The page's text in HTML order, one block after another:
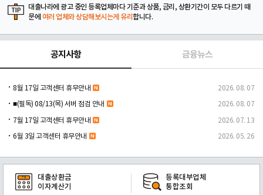
대출나라에 광고 중인 등록업체마다 기준과 상품, 금리, 상환기간이 모두 다르기 때
문에 여러 업체와 상담해보시는게 유리합니다.
공지사항 금융뉴스
8월 17일 고객센터 휴무안내 2026. 08. 07
■(필독) 08/13(목) 서버 점검 안내 2026. 08. 07
7월 17일 고객센터 휴무안내 2026. 07. 13
6월 3일 고객센터 휴무안내 2026. 05. 26
대출상환금
이자계산기
등록대부업체
통합조회